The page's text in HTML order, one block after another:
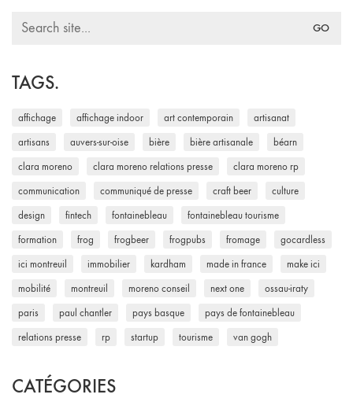
Search
TAGS.
affichage affichage indoor art contemporain artisanat
artisans auvers-sur-oise bière bière artisanale béarn
clara moreno clara moreno relations presse clara moreno rp
communication communiqué de presse craft beer culture
design fintech fontainebleau fontainebleau tourisme
formation frog frogbeer frogpubs fromage gocardless
ici montreuil immobilier kardham made in france make ici
mobilité montreuil moreno conseil next one ossau-iraty
paris paul chantler pays basque pays de fontainebleau
relations presse rp startup tourisme van gogh
CATÉGORIES